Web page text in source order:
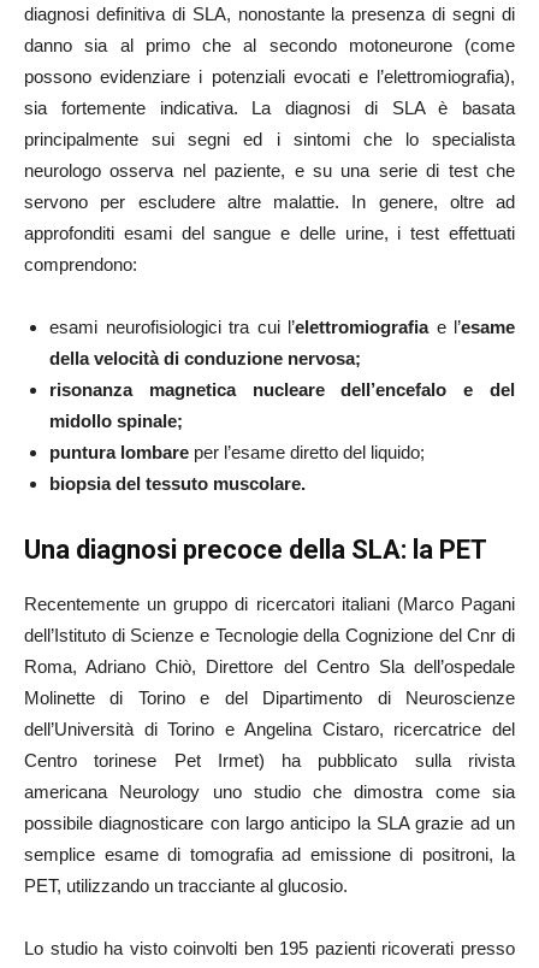
diagnosi definitiva di SLA, nonostante la presenza di segni di
danno sia al primo che al secondo motoneurone (come
possono evidenziare i potenziali evocati e l’elettromiografia),
sia fortemente indicativa. La diagnosi di SLA è basata
principalmente sui segni ed i sintomi che lo specialista
neurologo osserva nel paziente, e su una serie di test che
servono per escludere altre malattie. In genere, oltre ad
approfonditi esami del sangue e delle urine, i test effettuati
comprendono:
esami neurofisiologici tra cui l’elettromiografiae l’esame
della velocità di conduzione nervosa;
risonanza magnetica nucleare dell’encefalo e del
midollo spinale;
puntura lombare per l’esame diretto del liquido;
biopsia del tessuto muscolare.
Una diagnosi precoce della SLA: la PET
Recentemente un gruppo di ricercatori italiani (Marco Pagani
dell’Istituto di Scienze e Tecnologie della Cognizione del Cnr di
Roma, Adriano Chiò, Direttore del Centro Sla dell’ospedale
Molinette di Torino e del Dipartimento di Neuroscienze
dell’Università di Torino e Angelina Cistaro, ricercatrice del
Centro torinese Pet Irmet) ha pubblicato sulla rivista
americana Neurology uno studio che dimostra come sia
possibile diagnosticare con largo anticipo la SLA grazie ad un
semplice esame di tomografia ad emissione di positroni, la
PET, utilizzando un tracciante al glucosio.
Lo studio ha visto coinvolti ben 195 pazienti ricoverati presso